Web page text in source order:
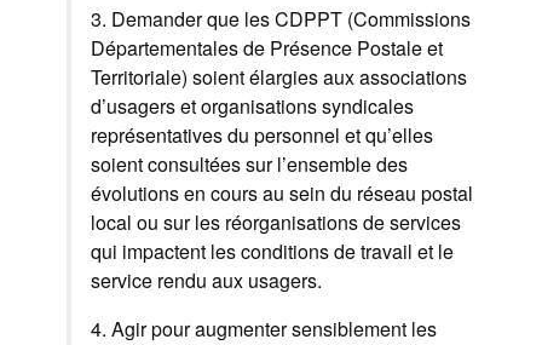
3. Demander que les CDPPT (Commissions
Départementales de Présence Postale et
Territoriale) soient élargies aux associations
d’usagers et organisations syndicales
représentatives du personnel et qu’elles
soient consultées sur l’ensemble des
évolutions en cours au sein du réseau postal
local ou sur les réorganisations de services
qui impactent les conditions de travail et le
service rendu aux usagers.
4. Agir pour augmenter sensiblement les